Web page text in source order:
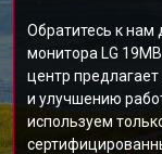
Обратитесь к нам
монитора LG
центр
и улучшению
используем